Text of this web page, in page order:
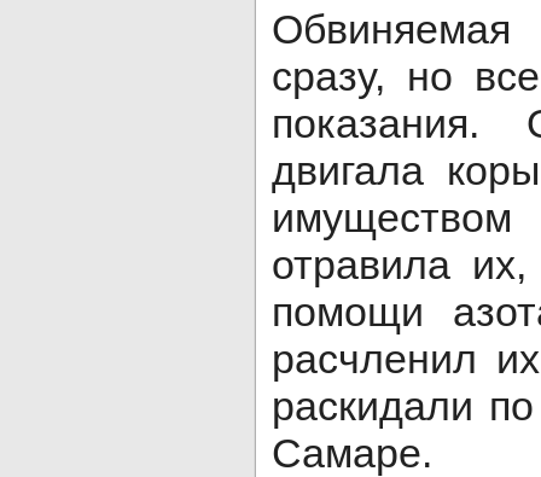
сразу, но
двигала
отравила
помощи
расчленил
раскидали
Самаре.